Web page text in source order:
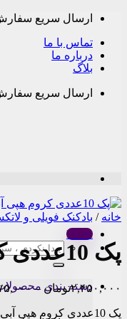
Skip
content
ارسال سریع
تماس با ما
درباره ما
بلاگ
ارسال سریع
Menu
جستجو
برای:
دسته بندی
خانه / بادکنک فویلی و
پک 10عددی کروم هپی آبی
۲,۴۵۰,۰۰۰تومان –
پک 10عددی کروم هپی آبی